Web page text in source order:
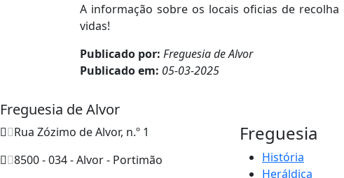
A informação sobre os locais oficias de
vidas!
Publicado por: Freguesia de Alvor
Publicado em: 05-03-2025
Freguesia de Alvor
Rua Zózimo de Alvor, n.º 1
8500 - 034 - Alvor - Portimão
Freguesia
História
Heráldica